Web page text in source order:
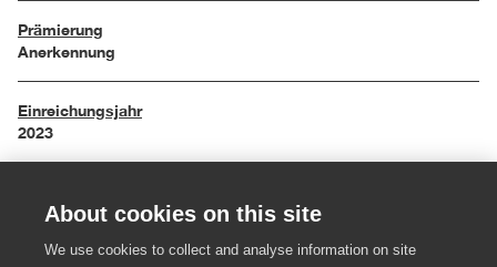
Prämierung
Anerkennung
Einreichungsjahr
2023
H 105 cm, DM 50 cm
About cookies on this site
We use cookies to collect and analyse information on site